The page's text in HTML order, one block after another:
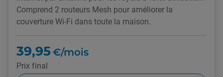
Comprend 2 routeurs Mesh pour améliorer la
couverture Wi-Fi dans toute la maison.
39,95 €/mois
Prix final